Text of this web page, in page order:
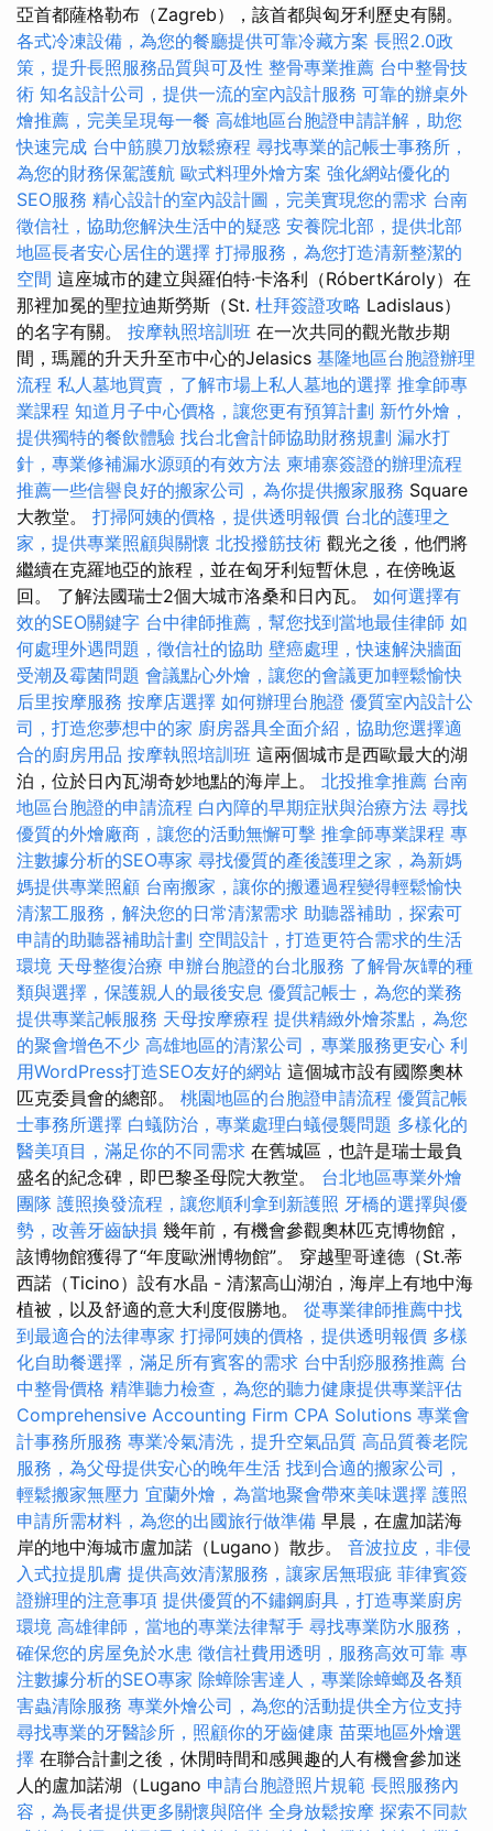
亞首都薩格勒布（Zagreb），該首都與匈牙利歷史有關。
各式冷凍設備，為您的餐廳提供可靠冷藏方案 長照2.0政
策，提升長照服務品質與可及性 整骨專業推薦 台中整骨技
術 知名設計公司，提供一流的室內設計服務 可靠的辦桌外
燴推薦，完美呈現每一餐 高雄地區台胞證申請詳解，助您
快速完成 台中筋膜刀放鬆療程 尋找專業的記帳士事務所，
為您的財務保駕護航 歐式料理外燴方案 強化網站優化的
SEO服務 精心設計的室內設計圖，完美實現您的需求 台南
徵信社，協助您解決生活中的疑惑 安養院北部，提供北部
地區長者安心居住的選擇 打掃服務，為您打造清新整潔的
空間 這座城市的建立與羅伯特·卡洛利（RóbertKároly）在
那裡加冕的聖拉迪斯勞斯（St. 杜拜簽證攻略 Ladislaus）
的名字有關。 按摩執照培訓班 在一次共同的觀光散步期
間，瑪麗的升天升至市中心的Jelasics 基隆地區台胞證辦理
流程 私人墓地買賣，了解市場上私人墓地的選擇 推拿師專
業課程 知道月子中心價格，讓您更有預算計劃 新竹外燴，
提供獨特的餐飲體驗 找台北會計師協助財務規劃 漏水打
針，專業修補漏水源頭的有效方法 柬埔寨簽證的辦理流程
推薦一些信譽良好的搬家公司，為你提供搬家服務 Square
大教堂。 打掃阿姨的價格，提供透明報價 台北的護理之
家，提供專業照顧與關懷 北投撥筋技術 觀光之後，他們將
繼續在克羅地亞的旅程，並在匈牙利短暫休息，在傍晚返
回。 了解法國瑞士2個大城市洛桑和日內瓦。 如何選擇有
效的SEO關鍵字 台中律師推薦，幫您找到當地最佳律師 如
何處理外遇問題，徵信社的協助 壁癌處理，快速解決牆面
受潮及霉菌問題 會議點心外燴，讓您的會議更加輕鬆愉快
后里按摩服務 按摩店選擇 如何辦理台胞證 優質室內設計公
司，打造您夢想中的家 廚房器具全面介紹，協助您選擇適
合的廚房用品 按摩執照培訓班 這兩個城市是西歐最大的湖
泊，位於日內瓦湖奇妙地點的海岸上。 北投推拿推薦 台南
地區台胞證的申請流程 白內障的早期症狀與治療方法 尋找
優質的外燴廠商，讓您的活動無懈可擊 推拿師專業課程 專
注數據分析的SEO專家 尋找優質的產後護理之家，為新媽
媽提供專業照顧 台南搬家，讓你的搬遷過程變得輕鬆愉快
清潔工服務，解決您的日常清潔需求 助聽器補助，探索可
申請的助聽器補助計劃 空間設計，打造更符合需求的生活
環境 天母整復治療 申辦台胞證的台北服務 了解骨灰罈的種
類與選擇，保護親人的最後安息 優質記帳士，為您的業務
提供專業記帳服務 天母按摩療程 提供精緻外燴茶點，為您
的聚會增色不少 高雄地區的清潔公司，專業服務更安心 利
用WordPress打造SEO友好的網站 這個城市設有國際奧林
匹克委員會的總部。 桃園地區的台胞證申請流程 優質記帳
士事務所選擇 白蟻防治，專業處理白蟻侵襲問題 多樣化的
醫美項目，滿足你的不同需求 在舊城區，也許是瑞士最負
盛名的紀念碑，即巴黎圣母院大教堂。 台北地區專業外燴
團隊 護照換發流程，讓您順利拿到新護照 牙橋的選擇與優
勢，改善牙齒缺損 幾年前，有機會參觀奧林匹克博物館，
該博物館獲得了“年度歐洲博物館”。 穿越聖哥達德（St.蒂
西諾（Ticino）設有水晶 - 清潔高山湖泊，海岸上有地中海
植被，以及舒適的意大利度假勝地。 從專業律師推薦中找
到最適合的法律專家 打掃阿姨的價格，提供透明報價 多樣
化自助餐選擇，滿足所有賓客的需求 台中刮痧服務推薦 台
中整骨價格 精準聽力檢查，為您的聽力健康提供專業評估
Comprehensive Accounting Firm CPA Solutions 專業會
計事務所服務 專業冷氣清洗，提升空氣品質 高品質養老院
服務，為父母提供安心的晚年生活 找到合適的搬家公司，
輕鬆搬家無壓力 宜蘭外燴，為當地聚會帶來美味選擇 護照
申請所需材料，為您的出國旅行做準備 早晨，在盧加諾海
岸的地中海城市盧加諾（Lugano）散步。 音波拉皮，非侵
入式拉提肌膚 提供高效清潔服務，讓家居無瑕疵 菲律賓簽
證辦理的注意事項 提供優質的不鏽鋼廚具，打造專業廚房
環境 高雄律師，當地的專業法律幫手 尋找專業防水服務，
確保您的房屋免於水患 徵信社費用透明，服務高效可靠 專
注數據分析的SEO專家 除蟑除害達人，專業除蟑螂及各類
害蟲清除服務 專業外燴公司，為您的活動提供全方位支持
尋找專業的牙醫診所，照顧你的牙齒健康 苗栗地區外燴選
擇 在聯合計劃之後，休閒時間和感興趣的人有機會參加迷
人的盧加諾湖（Lugano 申請台胞證照片規範 長照服務內
容，為長者提供更多關懷與陪伴 全身放鬆按摩 探索不同款